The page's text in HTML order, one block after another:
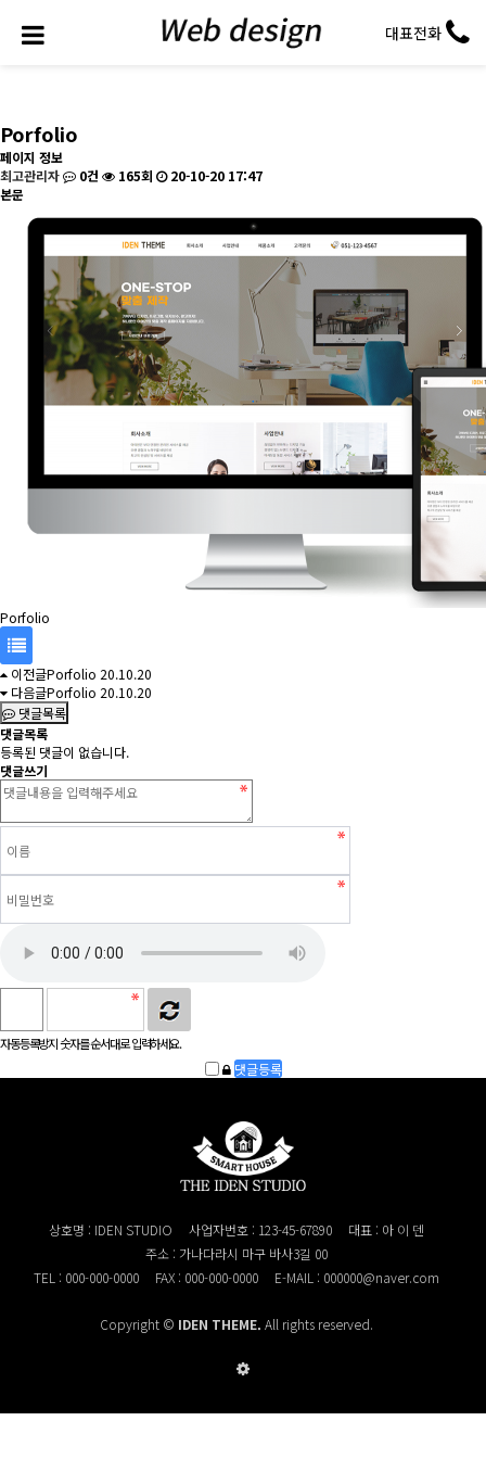
대표전화
Porfolio
페이지 정보
최고관리자
0건 165회
20-10-20 17:47
본문
Porfolio
목
록
이전글Porfolio 20.10.20
다음글Porfolio 20.10.20
댓글목록
댓글목록
등록된 댓글이 없습니다.
댓글쓰기
자동등록방지 숫자를 순서대로 입력하세요.
상호명 : IDEN STUDIO 사업자번호 : 123-45-67890
대표 : 아 이 덴
주소 : 가나다라시 마구 바사3길 00
TEL : 000-000-0000
FAX : 000-000-0000 E-MAIL : 000000@naver.com
Copyright © IDEN THEME. All rights reserved.